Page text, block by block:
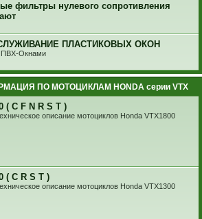
фильтры нулевого сопротивления
ПЛАСТИКОВЫХ ОКОН
ПВХ-Окнами
ПО МОТОЦИКЛАМ HONDA серии VTX
( C F N R S T )
описание мотоциклов Honda VTX1800
( C R S T )
описание мотоциклов Honda VTX1300